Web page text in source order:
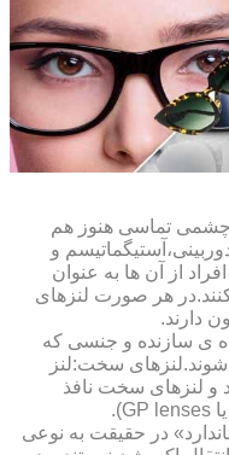
چشمی تماسی هنوز هم
و
از آن ها به عنوان
هر صورت لنزهای
دارند.
ی سازنده و جنسی که
سخت:لنز
و لنزهای سخت نافذ
در حقیقت به نوعی